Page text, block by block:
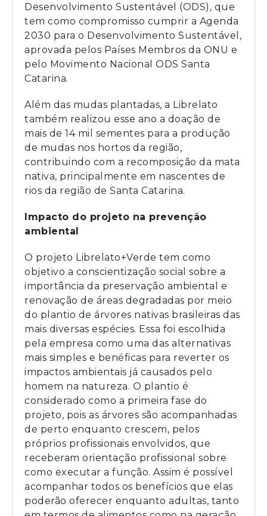
Desenvolvimento Sustentável (ODS), que
tem como compromisso cumprir a Agenda
2030 para o Desenvolvimento Sustentável,
aprovada pelos Países Membros da ONU e
pelo Movimento Nacional ODS Santa
Catarina.
Além das mudas plantadas, a Librelato
também realizou esse ano a doação de
mais de 14 mil sementes para a produção
de mudas nos hortos da região,
contribuindo com a recomposição da mata
nativa, principalmente em nascentes de
rios da região de Santa Catarina.
Impacto do projeto na prevenção
ambiental
O projeto Librelato+Verde tem como
objetivo a conscientização social sobre a
importância da preservação ambiental e
renovação de áreas degradadas por meio
do plantio de árvores nativas brasileiras das
mais diversas espécies. Essa foi escolhida
pela empresa como uma das alternativas
mais simples e benéficas para reverter os
impactos ambientais já causados pelo
homem na natureza. O plantio é
considerado como a primeira fase do
projeto, pois as árvores são acompanhadas
de perto enquanto crescem, pelos
próprios profissionais envolvidos, que
receberam orientação profissional sobre
como executar a função. Assim é possível
acompanhar todos os benefícios que elas
poderão oferecer enquanto adultas, tanto